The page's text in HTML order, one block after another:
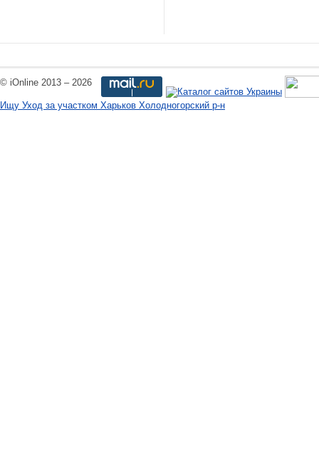
© iOnline 2013 – 2026
Ищу Уход за участком Харьков Холодногорский р-н